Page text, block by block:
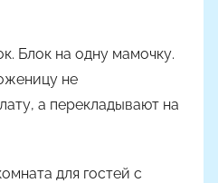
д
ю
к
Блок на одну мамочку.
не
а перекладывают на
для гостей с